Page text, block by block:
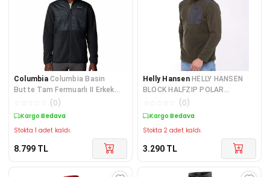
Columbia Columbia Basin
Butte Tam Fermuarlı II Erkek
Polar Üst AO4318-010
(0)
Kargo Bedava
Stokta 1 adet kaldı.
8.799 TL
Helly Hansen HELLY HANSEN
BLOCK HALFZIP POLAR
HH.12008Green
(0)
Kargo Bedava
Stokta 2 adet kaldı.
3.290 TL